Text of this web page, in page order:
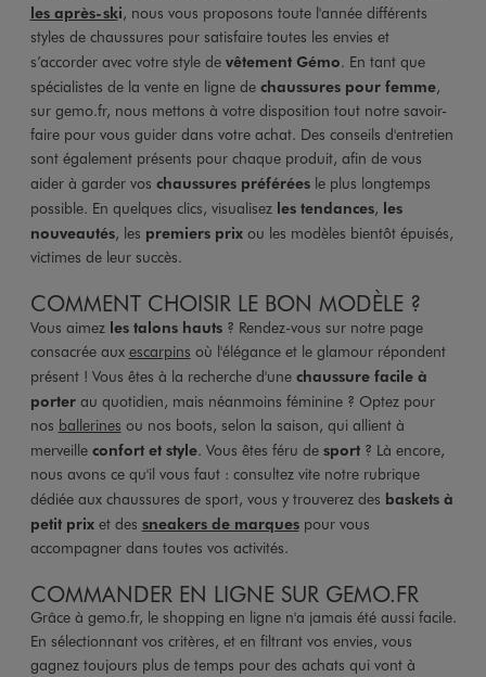
les après-ski, nous vous proposons toute l'année différents
styles de chaussures pour satisfaire toutes les envies et
s’accorder avec votre style de vêtement Gémo. En tant que
spécialistes de la vente en ligne de chaussures pour femme,
sur gemo.fr, nous mettons à votre disposition tout notre savoir-
faire pour vous guider dans votre achat. Des conseils d'entretien
sont également présents pour chaque produit, afin de vous
aider à garder vos chaussures préféréesle plus longtemps
possible. En quelques clics, visualisez les tendances, les
nouveautés, les premiers prixou les modèles bientôt épuisés,
victimes de leur succès.
COMMENT CHOISIR LE BON MODÈLE ?
Vous aimez les talons hauts? Rendez-vous sur notre page
consacrée aux escarpins où l'élégance et le glamour répondent
présent ! Vous êtes à la recherche d'une chaussure facile à
porterau quotidien, mais néanmoins féminine ? Optez pour
nos ballerines ou nos boots, selon la saison, qui allient à
merveille confort et style. Vous êtes féru de sport? Là encore,
nous avons ce qu'il vous faut : consultez vite notre rubrique
dédiée aux chaussures de sport, vous y trouverez des baskets à
petit prixet des sneakers de marquespour vous
accompagner dans toutes vos activités.
COMMANDER EN LIGNE SUR GEMO.FR
Grâce à gemo.fr, le shopping en ligne n'a jamais été aussi facile.
En sélectionnant vos critères, et en filtrant vos envies, vous
gagnez toujours plus de temps pour des achats qui vont à